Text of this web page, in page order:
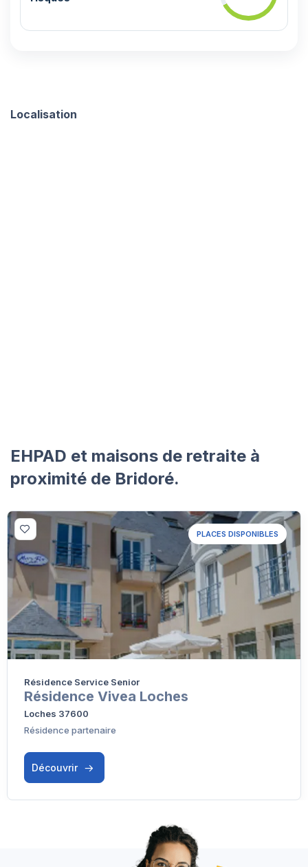
Localisation
EHPAD et maisons de retraite à
proximité de Bridoré.
PLACES DISPONIBLES
Résidence Service Senior
Résidence Vivea Loches
Loches 37600
Résidence partenaire
Découvrir